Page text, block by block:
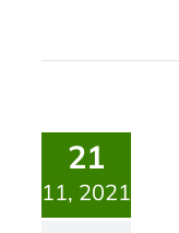
21
11, 2021